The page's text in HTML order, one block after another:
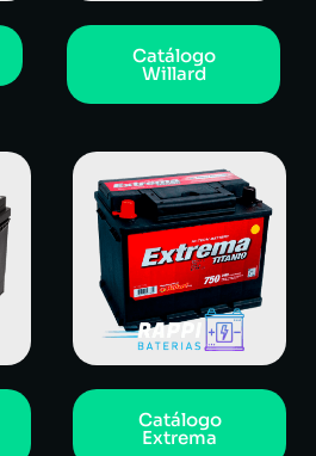
Catálogo
Willard
Catálogo
Extrema